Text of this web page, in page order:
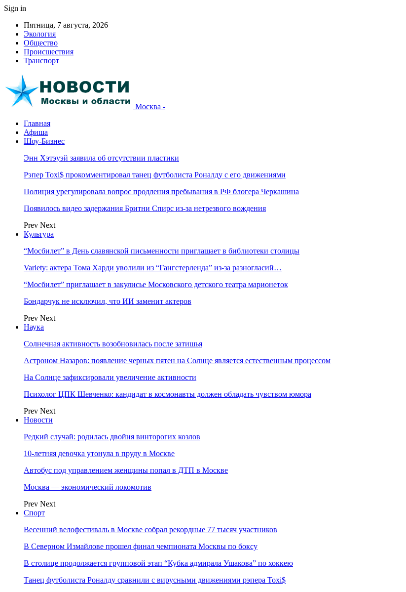
Sign in
Пятница, 7 августа, 2026
Экология
Общество
Происшествия
Транспорт
Москва -
Главная
Афиша
Шоу-Бизнес
Энн Хэтэуэй заявила об отсутствии пластики
Рэпер Toxi$ прокомментировал танец футболиста Роналду с его движениями
Полиция урегулировала вопрос продления пребывания в РФ блогера Черкашина
Появилось видео задержания Бритни Спирс из-за нетрезвого вождения
Prev Next
Культура
“Мосбилет” в День славянской письменности приглашает в библиотеки столицы
Variety: актера Тома Харди уволили из “Гангстерленда” из-за разногласий…
“Мосбилет” приглашает в закулисье Московского детского театра марионеток
Бондарчук не исключил, что ИИ заменит актеров
Prev Next
Наука
Солнечная активность возобновилась после затишья
Астроном Назаров: появление черных пятен на Солнце является естественным процессом
На Солнце зафиксировали увеличение активности
Психолог ЦПК Шевченко: кандидат в космонавты должен обладать чувством юмора
Prev Next
Новости
Редкий случай: родилась двойня винторогих козлов
10-летняя девочка утонула в пруду в Москве
Автобус под управлением женщины попал в ДТП в Москве
Москва — экономический локомотив
Prev Next
Спорт
Весенний велофестиваль в Москве собрал рекордные 77 тысяч участников
В Северном Измайлове прошел финал чемпионата Москвы по боксу
В столице продолжается групповой этап “Кубка адмирала Ушакова” по хоккею
Танец футболиста Роналду сравнили с вирусными движениями рэпера Toxi$